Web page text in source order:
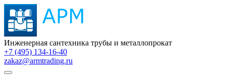
Инженерная сантехника трубы и металлопрокат
+7 (495) 134-16-40
zakaz@armtrading.ru